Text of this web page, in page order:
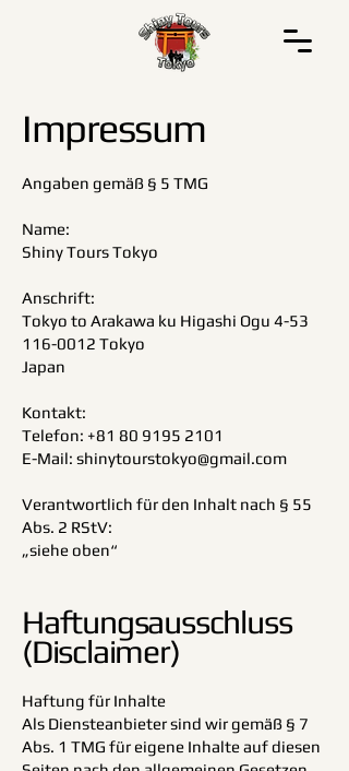
Impressum
Angaben gemäß § 5 TMG
Name:
Shiny Tours Tokyo
Anschrift:
Tokyo to Arakawa ku Higashi Ogu 4-53
116-0012 Tokyo
Japan
Kontakt:
Telefon: +81 80 9195 2101
E-Mail: shinytourstokyo@gmail.com
Verantwortlich für den Inhalt nach § 55
Abs. 2 RStV:
„siehe oben“
Haftungsausschluss
(Disclaimer)
Haftung für Inhalte
Als Diensteanbieter sind wir gemäß § 7
Abs. 1 TMG für eigene Inhalte auf diesen